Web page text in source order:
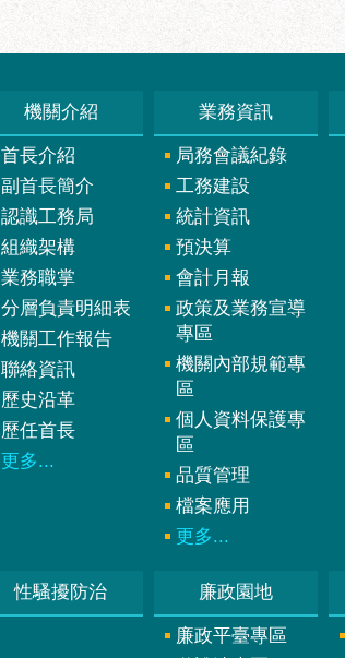
機關介紹
首長介紹
副首長簡介
認識工務局
組織架構
業務職掌
分層負責明細表
機關工作報告
聯絡資訊
歷史沿革
歷任首長
更多...
業務資訊
局務會議紀錄
工務建設
統計資訊
預決算
會計月報
政策及業務宣導
專區
機關內部規範專
區
個人資料保護專
區
品質管理
檔案應用
更多...
性騷擾防治 廉政園地
廉政平臺專區